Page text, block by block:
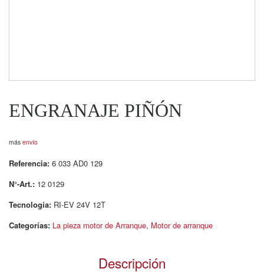
ENGRANAJE PIÑÓN
más envío
Referencia: 6 033 AD0 129
N°-Art.: 12 0129
Tecnología: RI-EV 24V 12T
Categorías: La pieza motor de Arranque, Motor de arranque
Descripción